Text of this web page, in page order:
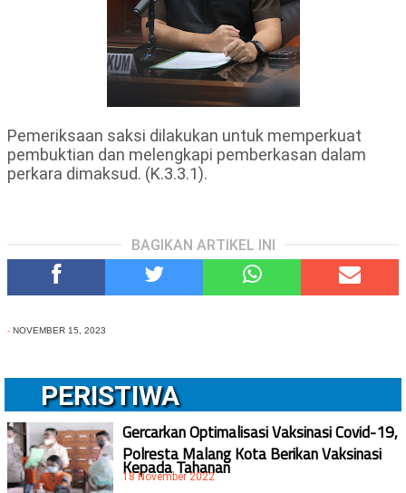
Pemeriksaan saksi dilakukan untuk memperkuat
pembuktian dan melengkapi pemberkasan dalam
perkara dimaksud. (K.3.3.1).
BAGIKAN ARTIKEL INI
- NOVEMBER 15, 2023
PERISTIWA
Gercarkan Optimalisasi Vaksinasi Covid-19,
Polresta Malang Kota Berikan Vaksinasi
Kepada Tahanan
18 November 2022